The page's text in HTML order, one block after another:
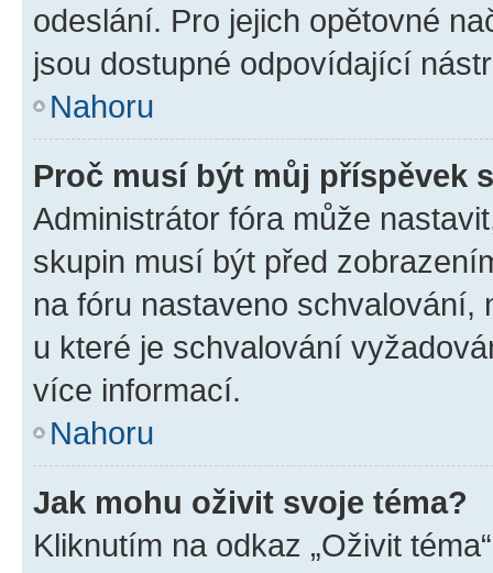
odeslání. Pro jejich opětovné
jsou dostupné odpovídající
Nahoru
Proč musí být můj příspěvek
Administrátor fóra může
skupin musí být před
na fóru nastaveno schvalování,
u které je schvalování
více informací.
Nahoru
Jak mohu oživit svoje téma?
Kliknutím na odkaz „Oživit